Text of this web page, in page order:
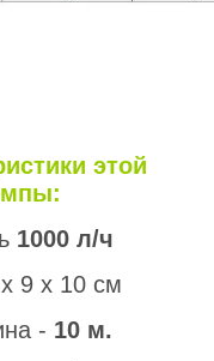
этой
1000 л/ч
9 х 10 см
- 10 м.